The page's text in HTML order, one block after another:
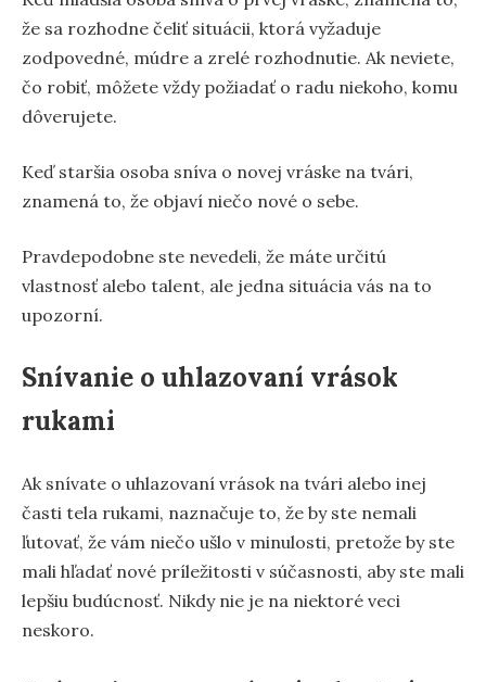
že sa rozhodne čeliť situácii, ktorá vyžaduje
zodpovedné, múdre a zrelé rozhodnutie. Ak neviete,
čo robiť, môžete vždy požiadať o radu niekoho, komu
dôverujete.
Keď staršia osoba sníva o novej vráske na tvári,
znamená to, že objaví niečo nové o sebe.
Pravdepodobne ste nevedeli, že máte určitú
vlastnosť alebo talent, ale jedna situácia vás na to
upozorní.
Snívanie o uhlazovaní vrások
rukami
Ak snívate o uhlazovaní vrások na tvári alebo inej
časti tela rukami, naznačuje to, že by ste nemali
ľutovať, že vám niečo ušlo v minulosti, pretože by ste
mali hľadať nové príležitosti v súčasnosti, aby ste mali
lepšiu budúcnosť. Nikdy nie je na niektoré veci
neskoro.